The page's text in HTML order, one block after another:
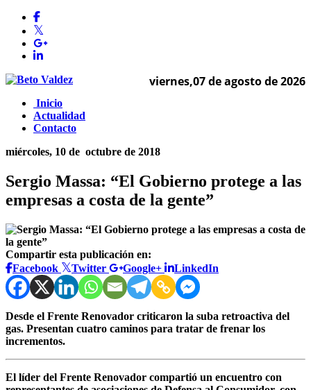
viernes,07 de agosto de 2026
Inicio
Actualidad
Contacto
miércoles, 10 de octubre de 2018
Sergio Massa: “El Gobierno protege a las
empresas a costa de la gente”
Compartir esta publicación en:
Facebook
Twitter Google+ LinkedIn
Desde el Frente Renovador criticaron la suba retroactiva del
gas. Presentan cuatro caminos para tratar de frenar los
incrementos.
El líder del Frente Renovador compartió un encuentro con